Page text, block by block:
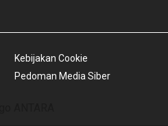
Kebijakan Cookie
Pedoman Media Siber